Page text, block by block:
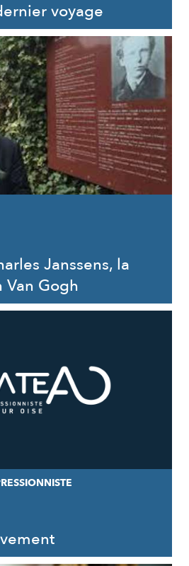
voyage
Janssens, la
Van Gogh